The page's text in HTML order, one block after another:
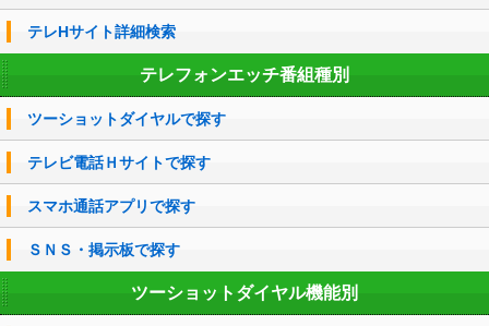
テレHサイト詳細検索
テレフォンエッチ番組種別
ツーショットダイヤルで探す
テレビ電話Ｈサイトで探す
スマホ通話アプリで探す
ＳＮＳ・掲示板で探す
ツーショットダイヤル機能別